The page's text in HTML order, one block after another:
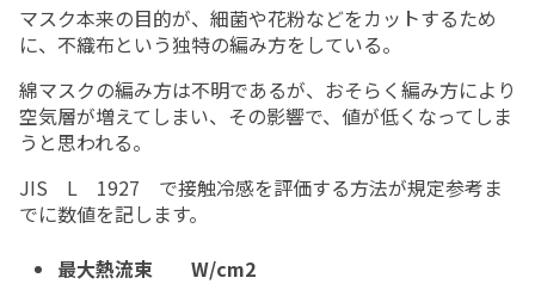
マスク本来の目的が、細菌や花粉などをカットするため
に、不織布という独特の編み方をしている。
綿マスクの編み方は不明であるが、おそらく編み方により
空気層が増えてしまい、その影響で、値が低くなってしま
うと思われる。
JIS
L 1927 で接触冷感を評価する方法が規定参考ま
でに数値を記します。
最大熱流束 W/cm2